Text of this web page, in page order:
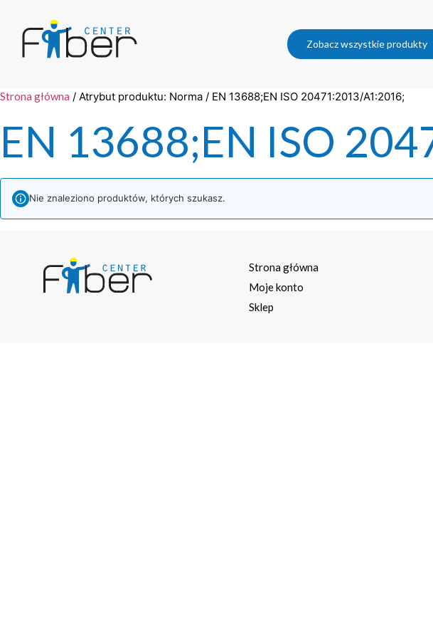
Zobacz wszystkie produkty
Strona główna / Atrybut produktu: Norma / EN 13688;EN ISO 20471:2013/A1:2016;
EN 13688;EN ISO
Nie znaleziono produktów, których szukasz.
Strona główna
Moje konto
Sklep